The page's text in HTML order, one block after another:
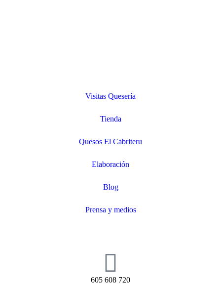
Visitas Quesería
Tienda
Quesos El Cabriteru
Elaboración
Blog
Prensa y medios
605 608 720